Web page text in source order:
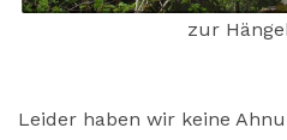
zur
Leider haben wir keine